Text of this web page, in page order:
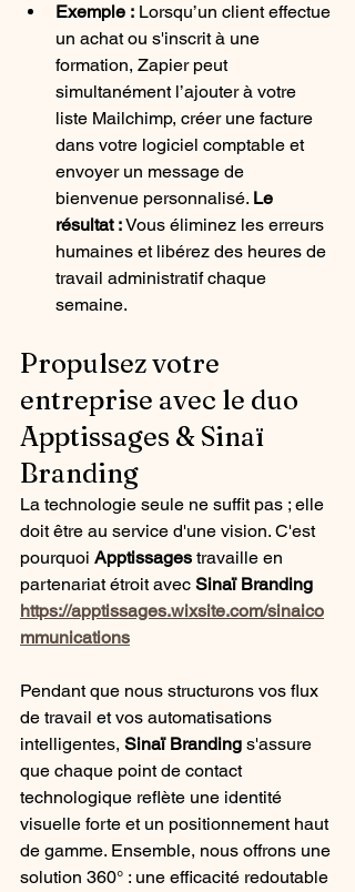
Exemple : Lorsqu’un client effectue
un achat ou s'inscrit à une
formation, Zapier peut
simultanément l’ajouter à votre
liste Mailchimp, créer une facture
dans votre logiciel comptable et
envoyer un message de
bienvenue personnalisé. Le
résultat : Vous éliminez les erreurs
humaines et libérez des heures de
travail administratif chaque
semaine.
Propulsez votre
entreprise avec le duo
Apptissages & Sinaï
Branding
La technologie seule ne suffit pas ; elle
doit être au service d'une vision. C'est
pourquoi Apptissages travaille en
partenariat étroit avec Sinaï Branding
https://apptissages.wixsite.com/sinaico
mmunications
Pendant que nous structurons vos flux
de travail et vos automatisations
intelligentes, Sinaï Branding s'assure
que chaque point de contact
technologique reflète une identité
visuelle forte et un positionnement haut
de gamme. Ensemble, nous offrons une
solution 360° : une efficacité redoutable